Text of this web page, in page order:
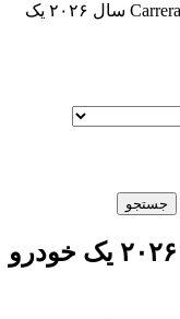
/ پورشه ۹۱۱ Carrera T سال ۲۰۲۶ یک
پورشه ۹۱۱ Carrera T سال ۲۰۲۶ یک خودرو